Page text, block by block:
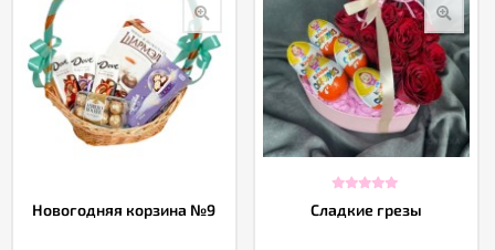
Новогодняя корзина №9 Сладкие грезы